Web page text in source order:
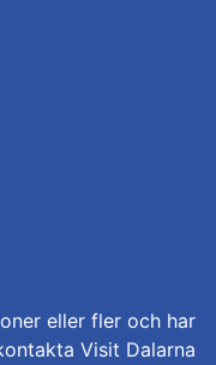
eller fler och har
Visit Dalarna